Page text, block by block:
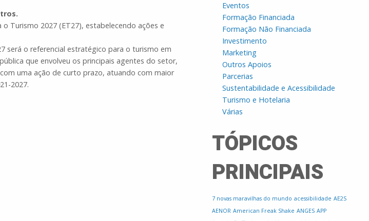
Turismo 2027 (ET27), estabelecendo ações e
será o referencial estratégico para o turismo em
que envolveu os principais agentes do setor,
uma ação de curto prazo, atuando com maior
2027.
Eventos
Formação Financiada
Formação Não Financiada
Investimento
Marketing
Outros Apoios
Parcerias
Sustentabilidade e Acessibilidade
Turismo e Hotelaria
Várias
TÓPICOS
PRINCIPAIS
7 novas maravilhas do mundo acessibilidade AE2S
AENOR American Freak Shake ANGES APP